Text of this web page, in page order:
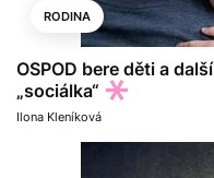
RODINA
OSPOD bere děti a
„sociálka“
Ilona Kleníková